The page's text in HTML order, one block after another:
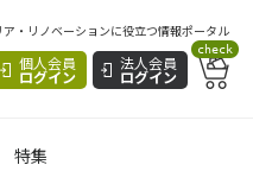
・リノベーションに役立つ情報ポータル
個人会員
ログイン
法人会員
ログイン
check
特集